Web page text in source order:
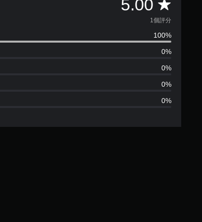
5.00 平
均
評
分
為
1
顆
1個評分
100%
0%
0%
0%
0%